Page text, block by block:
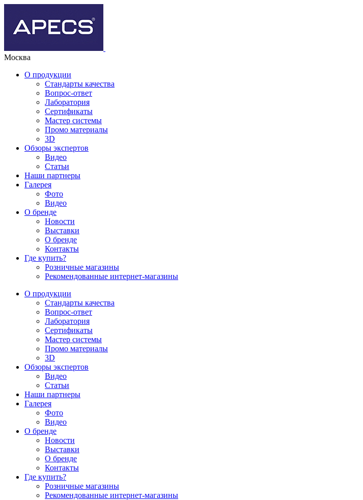
Москва
О продукции
Стандарты качества
Вопрос-ответ
Лаборатория
Сертификаты
Мастер системы
Промо материалы
3D
Обзоры экспертов
Видео
Статьи
Наши партнеры
Галерея
Фото
Видео
О бренде
Новости
Выставки
О бренде
Контакты
Где купить?
Розничные магазины
Рекомендованные интернет-магазины
О продукции
Стандарты качества
Вопрос-ответ
Лаборатория
Сертификаты
Мастер системы
Промо материалы
3D
Обзоры экспертов
Видео
Статьи
Наши партнеры
Галерея
Фото
Видео
О бренде
Новости
Выставки
О бренде
Контакты
Где купить?
Розничные магазины
Рекомендованные интернет-магазины